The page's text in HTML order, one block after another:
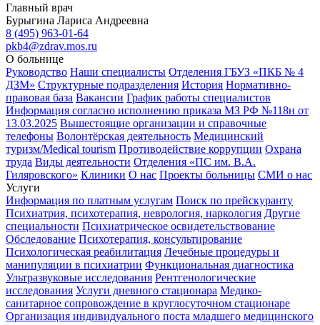
Главный врач
Бурыгина Лариса Андреевна
8 (495) 963-01-64
pkb4@zdrav.mos.ru
О больнице
Руководство Наши специалисты Отделения ГБУЗ «ПКБ № 4
ДЗМ» Структурные подразделения История Нормативно-
правовая база Вакансии График работы специалистов
Информация согласно исполнению приказа МЗ РФ №118н от
13.03.2025 Вышестоящие организации и справочные
телефоны Волонтёрская деятельность Медицинский
туризм/Medical tourism Противодействие коррупции Охрана
труда Виды деятельности Отделения «ПС им. В.А.
Гиляровского» Клиники О нас Проекты больницы СМИ о нас
Услуги
Информация по платным услугам Поиск по прейскуранту
Психиатрия, психотерапия, неврология, наркология Другие
специальности Психиатрическое освидетельствование
Обследование Психотерапия, консультирование
Психологическая реабилитация Лечебные процедуры и
манипуляции в психиатрии Функциональная диагностика
Ультразвуковые исследования Рентгенологические
исследования Услуги дневного стационара Медико-
санитарное сопровождение в круглосуточном стационаре
Организация индивидуального поста младшего медицинского